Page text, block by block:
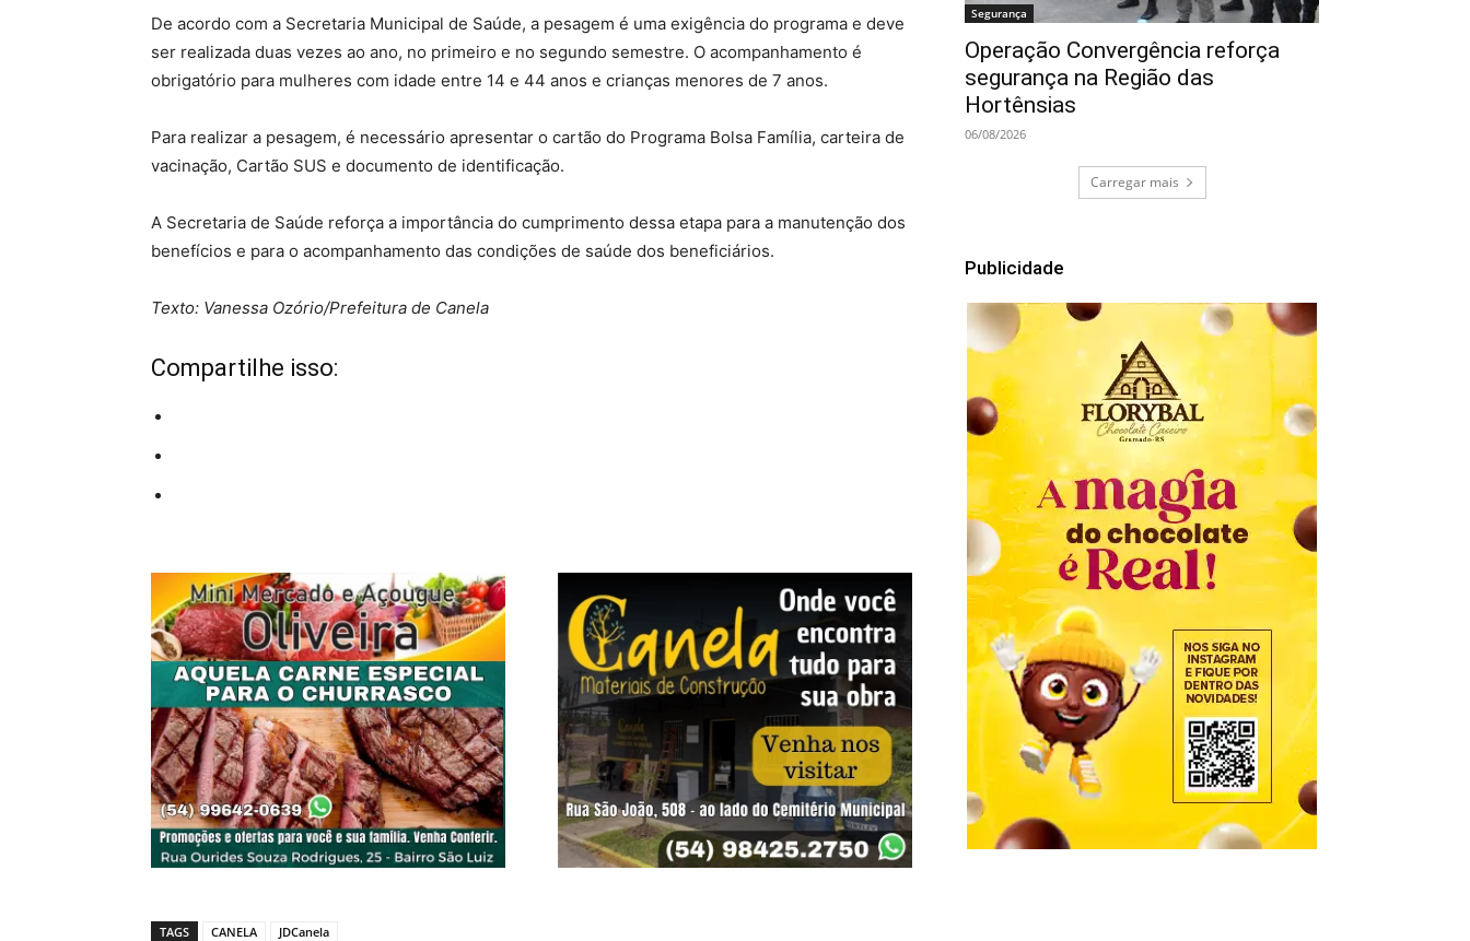
De acordo com a Secretaria Municipal de Saúde, a pesagem é uma exigência do programa e deve
ser realizada duas vezes ao ano, no primeiro e no segundo semestre. O acompanhamento é
obrigatório para mulheres com idade entre 14 e 44 anos e crianças menores de 7 anos.
Para realizar a pesagem, é necessário apresentar o cartão do Programa Bolsa Família, carteira de
vacinação, Cartão SUS e documento de identificação.
A Secretaria de Saúde reforça a importância do cumprimento dessa etapa para a manutenção dos
benefícios e para o acompanhamento das condições de saúde dos beneficiários.
Texto: Vanessa Ozório/Prefeitura de Canela
Compartilhe isso:
TAGS CANELA JDCanela
Segurança
Operação Convergência reforça
segurança na Região das
Hortênsias
06/08/2026
Carregar mais
Publicidade